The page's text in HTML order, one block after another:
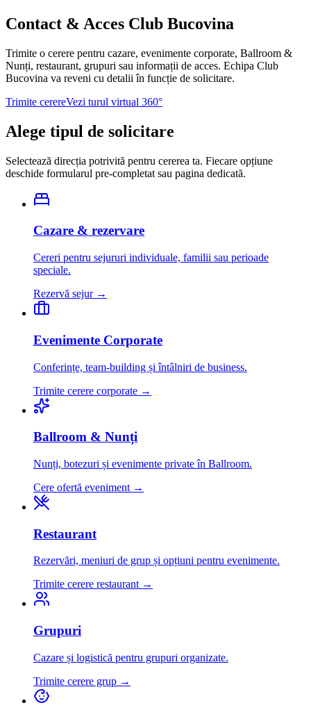
Contact & Acces Club Bucovina
Trimite o cerere pentru cazare, evenimente corporate, Ballroom &
Nunți, restaurant, grupuri sau informații de acces. Echipa Club
Bucovina va reveni cu detalii în funcție de solicitare.
Trimite cerereVezi turul virtual 360°
Alege tipul de solicitare
Selectează direcția potrivită pentru cererea ta. Fiecare opțiune
deschide formularul pre-completat sau pagina dedicată.
Cazare & rezervare
Cereri pentru sejururi individuale, familii sau perioade
speciale.
Rezervă sejur→
Evenimente Corporate
Conferințe, team-building și întâlniri de business.
Trimite cerere corporate →
Ballroom & Nunți
Nunți, botezuri și evenimente private în Ballroom.
Cere ofertă eveniment →
Restaurant
Rezervări, meniuri de grup și opțiuni pentru evenimente.
Trimite cerere restaurant →
Grupuri
Cazare și logistică pentru grupuri organizate.
Trimite cerere grup →